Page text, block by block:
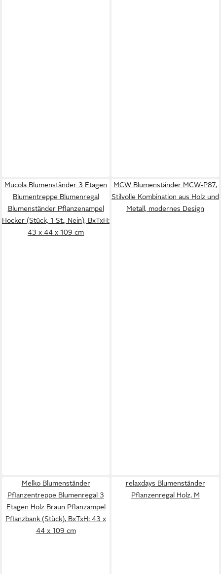
Mucola Blumenständer 3 Etagen
Blumentreppe Blumenregal
Blumenständer Pflanzenampel
Hocker (Stück, 1 St., Nein), BxTxH:
43 x 44 x 109 cm
MCW Blumenständer MCW-P87,
Stilvolle Kombination aus Holz und
Metall, modernes Design
Melko Blumenständer
Pflanzentreppe Blumenregal 3
Etagen Holz Braun Pflanzampel
Pflanzbank (Stück), BxTxH: 43 x
44 x 109 cm
relaxdays Blumenständer
Pflanzenregal Holz, M